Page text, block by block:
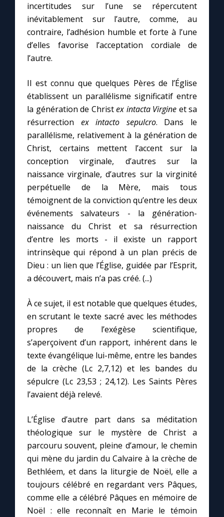
Une neuvaine
À la une
Chapelet pour le monde
Contact
Faire un don
Marie de Nazareth
incertitudes sur l’une se répercutent
inévitablement sur l’autre, comme, au
contraire, l’adhésion humble et forte à l’une
d’elles favorise l’acceptation cordiale de
l’autre.
Il est connu que quelques Pères de l’Église
établissent un parallélisme significatif entre
la génération de Christex intacta Virgine et sa
résurrection ex intacto sepulcro. Dans le
parallélisme, relativement à la génération de
Christ, certains mettent l’accent sur la
conception virginale, d’autres sur la
naissance virginale, d’autres sur la virginité
perpétuelle de la Mère, mais tous
témoignent de la conviction qu’entre les deux
événements salvateurs - la génération-
naissance du Christ et sa résurrection
d’entre les morts - il existe un rapport
intrinsèque qui répond à un plan précis de
Dieu : un lien que l’Église, guidée par l’Esprit,
a découvert, mais n’a pas créé. (...)
À ce sujet, il est notable que quelques études,
en scrutant le texte sacré avec les méthodes
propres de l’exégèse scientifique,
s’aperçoivent d’un rapport, inhérent dans le
texte évangélique lui-même, entre les bandes
de la crèche (Lc 2,7,12) et les bandes du
sépulcre (Lc 23,53 ; 24,12). Les Saints Pères
l’avaient déjà relevé.
L’Église d’autre part dans sa méditation
théologique sur le mystère de Christ a
parcouru souvent, pleine d’amour, le chemin
qui mène du jardin du Calvaire à la crèche de
Bethléem, et dans la liturgie de Noël, elle a
toujours célébré en regardant vers Pâques,
comme elle a célébré Pâques en mémoire de
Noël : elle reconnaît en Marie le témoin